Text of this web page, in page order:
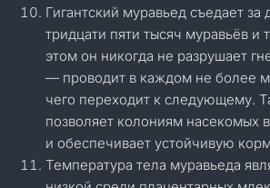
Гигантский муравьед съедает за
тридцати пяти тысяч муравьёв и
этом он никогда не разрушает
— проводит в каждом не более
чего переходит к следующему.
позволяет колониям насекомых
и обеспечивает устойчивую
Температура тела муравьеда